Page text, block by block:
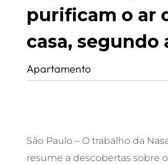
purificam o ar
casa, segundo
Apartamento
São Paulo – O trabalho da
resume a descobertas sobre